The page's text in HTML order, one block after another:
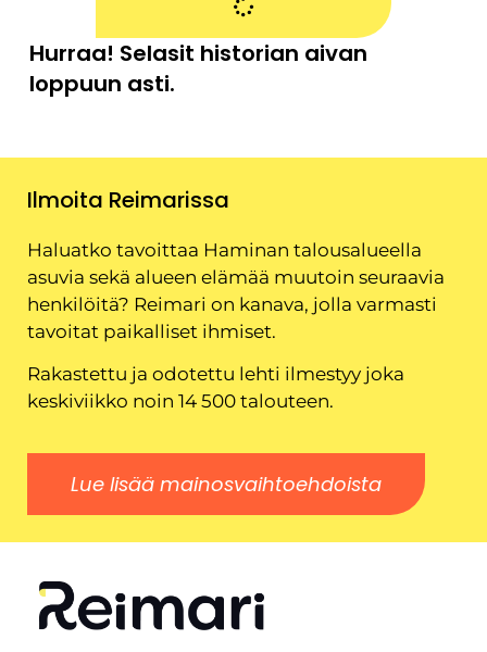
Hurraa! Selasit historian aivan
loppuun asti.
Ilmoita Reimarissa
Haluatko tavoittaa Haminan talousalueella
asuvia sekä alueen elämää muutoin seuraavia
henkilöitä? Reimari on kanava, jolla varmasti
tavoitat paikalliset ihmiset.
Rakastettu ja odotettu lehti ilmestyy joka
keskiviikko noin 14 500 talouteen.
Lue lisää mainosvaihtoehdoista